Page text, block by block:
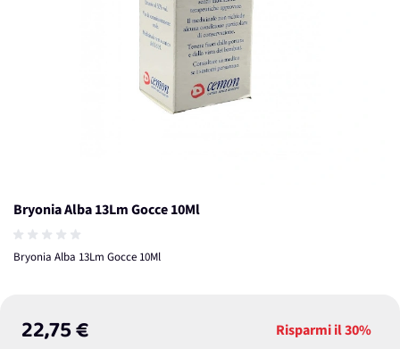
Bryonia Alba 13Lm Gocce 10Ml
Bryonia Alba 13Lm Gocce 10Ml
22,75 € Risparmi il30%